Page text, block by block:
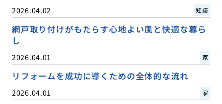
2026.04.02 知識
網戸取り付けがもたらす心地よい風と快適な暮ら
し
2026.04.01 家
リフォームを成功に導くための全体的な流れ
2026.04.01 家